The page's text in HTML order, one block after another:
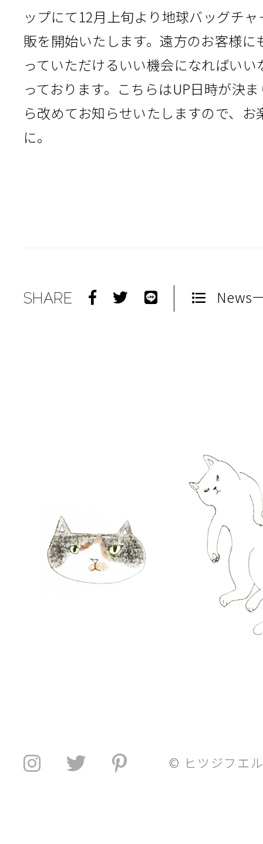
ップにて12月上旬より地球バッグチャ
販を開始いたします。遠方のお客様に
っていただけるいい機会になればいい
っております。こちらはUP日時が決
ら改めてお知らせいたしますので、お
に。
SHARE News
© ヒツジフエ